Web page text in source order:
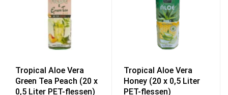
Tropical Aloe Vera
Green Tea Peach (20 x
0,5 Liter PET-flessen)
Tropical Aloe Vera
Honey (20 x 0,5 Liter
PET-flessen)